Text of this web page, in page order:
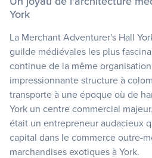
York
La Merchant Adventurer's Hall
guilde médiévales les plus
continue de la même
impressionnante structure à
transporte à une époque où de
York un centre commercial
était un entrepreneur audacieux
capital dans le commerce outre-
marchandises exotiques à York.